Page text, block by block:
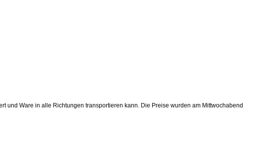
und Ware in alle Richtungen transportieren kann. Die Preise wurden am Mittwochabend